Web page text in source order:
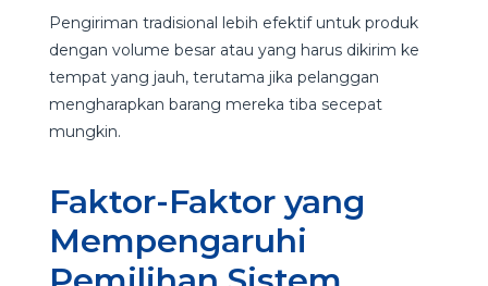
Pengiriman tradisional lebih efektif untuk produk
dengan volume besar atau yang harus dikirim ke
tempat yang jauh, terutama jika pelanggan
mengharapkan barang mereka tiba secepat
mungkin.
Faktor-Faktor yang
Mempengaruhi